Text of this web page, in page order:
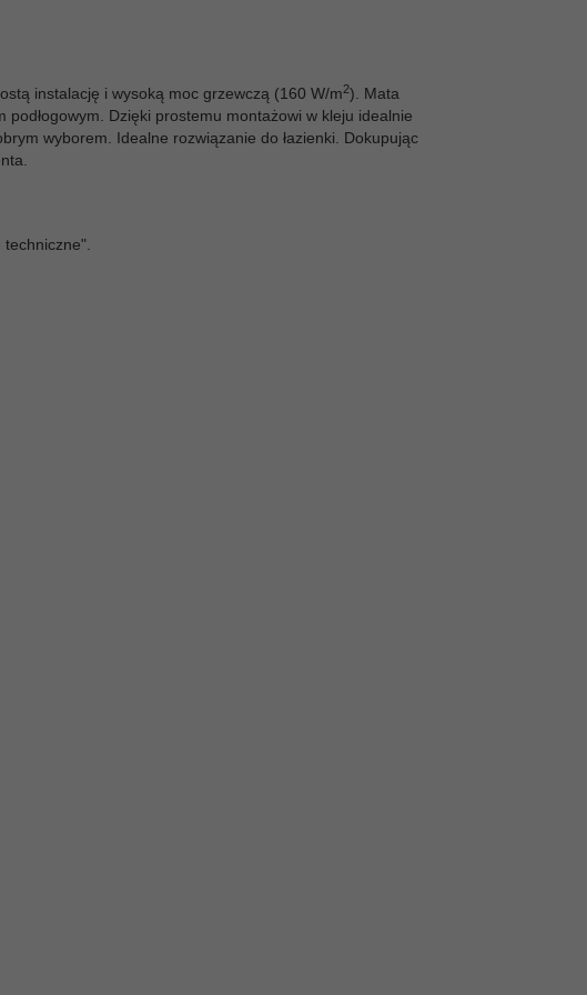
instalację i wysoką moc grzewczą (160 W/m2). Mata
Dzięki prostemu montażowi w kleju idealnie
wyborem. Idealne rozwiązanie do łazienki. Dokupując